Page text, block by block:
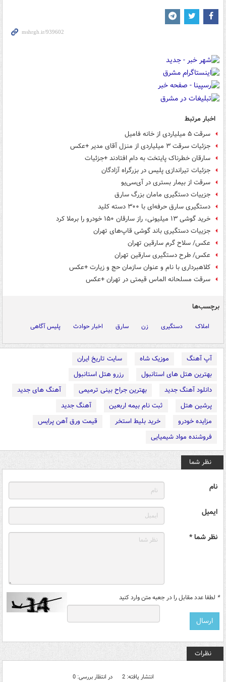
اخبار مرتبط
سرقت ۵ میلیاردی از خانه فامیل
جزئیات سرقت ۳ میلیاردی از منزل آقای مدیر +عکس
سارقان خطرناک پایتخت به دام افتادند +جزئیات
جزئیات تیراندازی پلیس در بزرگراه آزادگان
سرقت از بیمار بستری در آی‌سی‌یو
جزییات دستگیری مامان بزرگ سارق
دستگیری سارق حرفه‌ای با ۳۰۰ دسته کلید
خرید گوشی ۱۳ میلیونی، راز سارقان ۱۵۰ خودرو را برملا کرد
جزییات دستگیری باند گوشی قاپ‌های تهران
عکس/ سلاح گرم سارقین تهران
عکس/ طرح دستگیری سارقین تهران
کلاهبرداری با نام و عنوان سازمان حج و زیارت +عکس
سرقت مسلحانه الماس قیمتی در تهران +عکس
برچسب‌ها
املاک دستگیری زن سارق اخبار حوادث پلیس آگاهی
آپ آهنگ موزیک شاه
سایت تاریخ ایران
بهترین هتل های استانبول
رزرو هتل استانبول
دانلود آهنگ جدید
بهترین جراح بینی ترمیمی
آهنگ های جدید
پرشین هتل
ثبت نام بیمه اربعین
آهنگ جدید
مزایده خودرو
خرید بلیط استخر
قیمت ورق آهن پرایس
فروشنده مواد شیمیایی
نظر شما
نام
ایمیل
نظر شما *
* لطفا عدد مقابل را در جعبه متن وارد کنید
نظرات
انتشار یافته: 2 در انتظار بررسی: 0